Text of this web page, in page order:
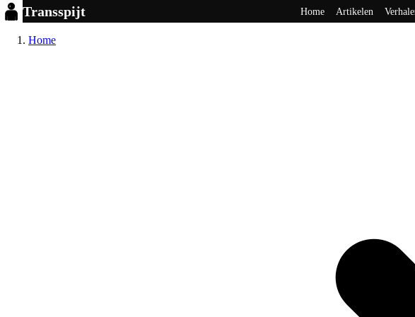
Transspijt Home Artikelen
Home